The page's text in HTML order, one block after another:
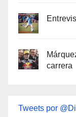
carrera
Tweets por